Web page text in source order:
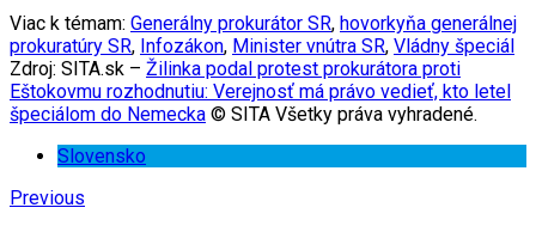
Viac k témam: Generálny prokurátor SR, hovorkyňa generálnej
prokuratúry SR, Infozákon, Minister vnútra SR, Vládny špeciál
Zdroj: SITA.sk – Žilinka podal protest prokurátora proti
Eštokovmu rozhodnutiu: Verejnosť má právo vedieť, kto letel
špeciálom do Nemecka © SITA Všetky práva vyhradené.
Slovensko
Previous